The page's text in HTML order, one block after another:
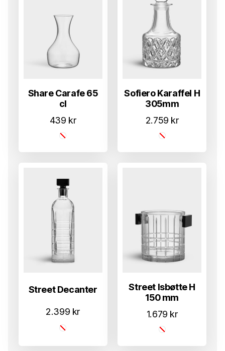
Share Carafe 65
cl
439 kr
Sofiero Karaffel H
305mm
2.759 kr
Street Decanter
2.399 kr
Street Isbøtte H
150 mm
1.679 kr